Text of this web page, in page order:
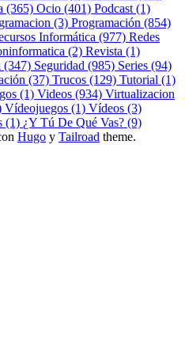
(365) Ocio (401) Podcast (1)
(3) Programación (854)
Informática (977) Redes
(2) Revista (1)
(347) Seguridad (985) Series (94)
(37) Trucos (129) Tutorial (1)
(1) Videos (934) Virtualizacion
Vídeojuegos (1) Vídeos (3)
(1) ¿Y Tú De Qué Vas? (9)
Hugo y Tailroad theme.